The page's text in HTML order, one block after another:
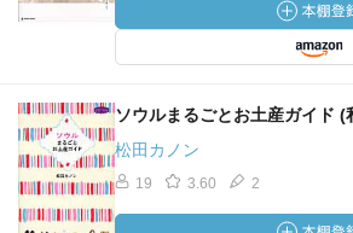
ソウルまるごとお土産ガイド (
松田カノン
19 3.60 2